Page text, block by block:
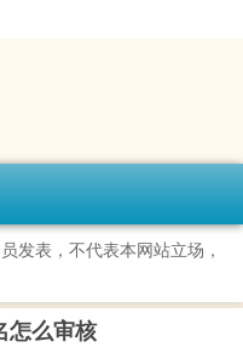
发表，不代表本网站立场，
怎么审核